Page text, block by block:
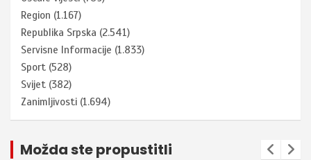
Region (1.167)
Republika Srpska (2.541)
Servisne Informacije (1.833)
Sport (528)
Svijet (382)
Zanimljivosti (1.694)
Možda ste propustitli